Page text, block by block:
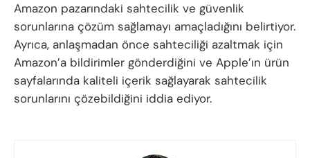
Amazon pazarındaki sahtecilik ve güvenlik
sorunlarına çözüm sağlamayı amaçladığını belirtiyor.
Ayrıca, anlaşmadan önce sahteciliği azaltmak için
Amazon’a bildirimler gönderdiğini ve Apple’ın ürün
sayfalarında kaliteli içerik sağlayarak sahtecilik
sorunlarını çözebildiğini iddia ediyor.